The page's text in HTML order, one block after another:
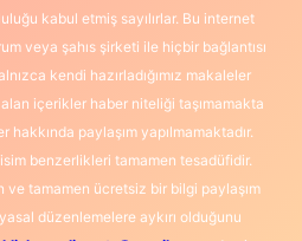
kabul etmiş sayılırlar. Bu internet
veya şahıs şirketi ile hiçbir bağlantısı
kendi hazırladığımız makaleler
içerikler haber niteliği taşımamakta
paylaşım yapılmamaktadır.
benzerlikleri tamamen tesadüfidir.
ve tamamen ücretsiz bir bilgi paylaşım
düzenlemelere aykırı olduğunu